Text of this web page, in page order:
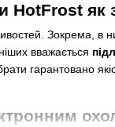
як
Зокрема, в
вважається
гарантовано